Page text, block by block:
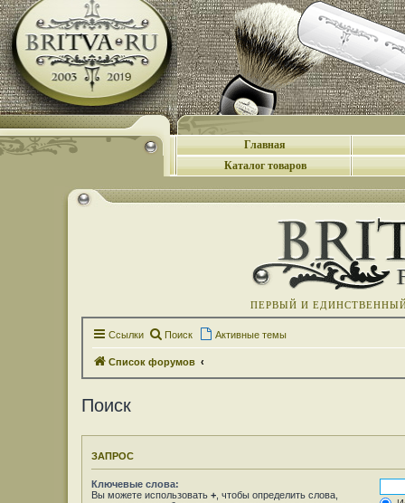
Главная
Каталог товаров
ПЕРВЫЙ И
Ссылки Поиск Активные темы
Список форумов
Поиск
ЗАПРОС
Ключевые слова:
Вы можете использовать + , чтобы определить слова,